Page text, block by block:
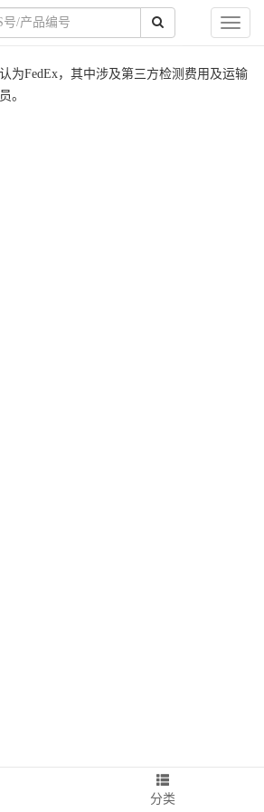
Toggle
为FedEx，其中涉及第三方检测费用及运输
。
分类